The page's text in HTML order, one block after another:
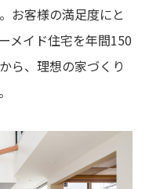
お客様の満足度にと
メイド住宅を年間150
ら、理想の家づくり